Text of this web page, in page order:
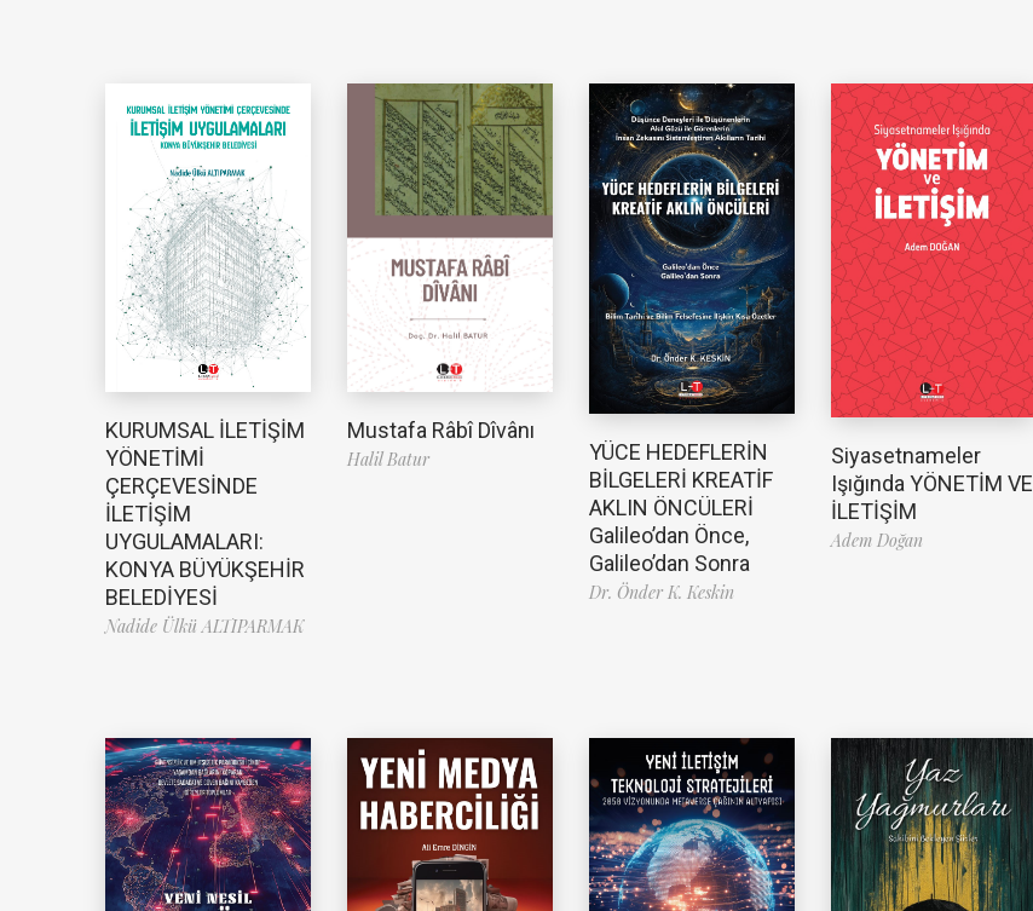
KURUMSAL İLETİŞİM
YÖNETİMİ
ÇERÇEVESİNDE
İLETİŞİM
UYGULAMALARI:
KONYA BÜYÜKŞEHİR
BELEDİYESİ
Nadide Ülkü ALTIPARMAK
Mustafa Râbî Dîvânı
Halil Batur
YÜCE HEDEFLERİN
BİLGELERİ KREATİF
AKLIN ÖNCÜLERİ
Galileo’dan Önce,
Galileo’dan Sonra
Dr. Önder K. Keskin
Siyasetnameler
Işığında YÖNETİM VE
İLETİŞİM
Adem Doğan